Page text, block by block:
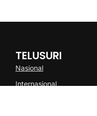
TELUSURI
Nasional
Internasional